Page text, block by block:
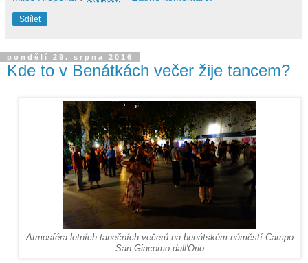
Sdílet
pondělí 29. srpna 2016
Kde to v Benátkách večer žije tancem?
Atmosféra letních tanečních večerů na benátském náměstí Campo
San Giacomo dall'Orio